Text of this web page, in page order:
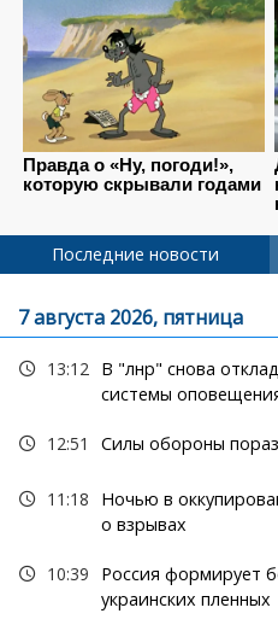
Последние новости
7 августа 2026, пятница
13:12 В "лнр" снова
системы
12:51 Силы обороны
11:18
Ночью в
о взрывах
10:39
Россия формирует
украинских пленных